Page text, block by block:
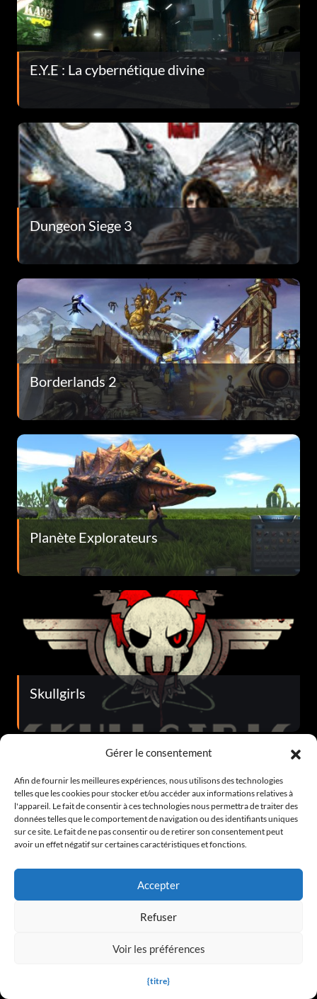
Gérer le consentement
Afin de fournir les meilleures expériences, nous utilisons des technologies
telles que les cookies pour stocker et/ou accéder aux informations relatives à
l'appareil. Le fait de consentir à ces technologies nous permettra de traiter des
données telles que le comportement de navigation ou des identifiants uniques
sur ce site. Le fait de ne pas consentir ou de retirer son consentement peut
avoir un effet négatif sur certaines caractéristiques et fonctions.
Accepter
Refuser
Voir les préférences
{titre}
E.Y.E : La cybernétique divine
Dungeon Siege 3
Borderlands 2
Planète Explorateurs
Skullgirls
Lumière morte